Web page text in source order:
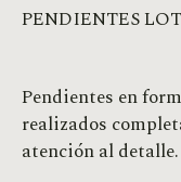
PENDIENTES
Pendientes en
realizados
atención al detalle.